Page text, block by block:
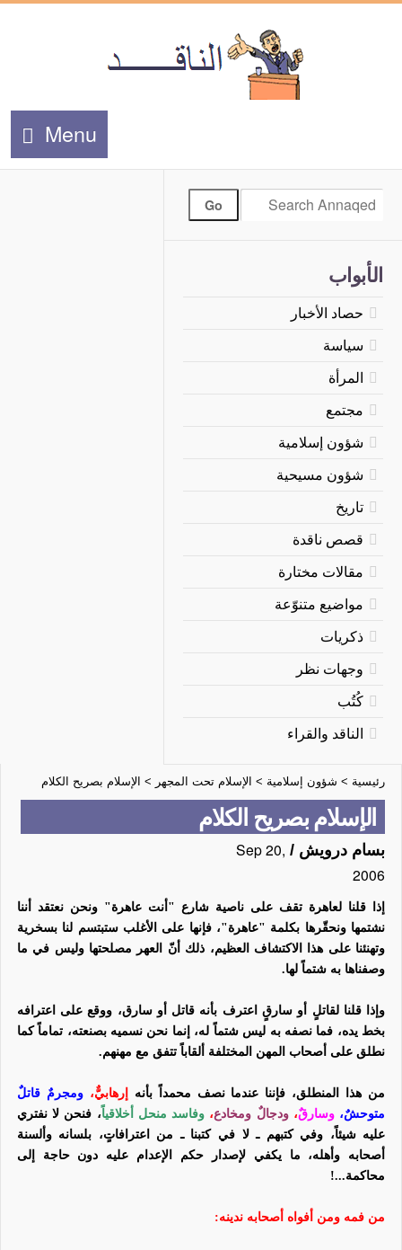
Menu
الأبواب
حصاد الأخبار
سياسة
المرأة
مجتمع
شؤون إسلامية
شؤون مسيحية
تاريخ
قصص ناقدة
مقالات مختارة
مواضيع متنوّعة
ذكريات
وجهات نظر
كُتُب
الناقد والقراء
رئيسية > شؤون إسلامية > الإسلام تحت المجهر > الإسلام بصريح الكلام
الإسلام بصريح الكلام
بسام درويش /
Sep 20,
2006
إذا قلنا لعاهرة تقف على ناصية شارع "أنت عاهرة" ونحن نعتقد أننا
نشتمها ونحقّرها بكلمة "عاهرة"، فإنها على الأغلب ستبتسم لنا بسخرية
وتهنئنا على هذا الاكتشاف العظيم، ذلك أنّ العهر مصلحتها وليس في ما
وصفناها به شتماً لها.
وإذا قلنا لقاتلٍ أو سارقٍ اعترف بأنه قاتل أو سارق، ووقع على اعترافه
بخط يده، فما نصفه به ليس شتماً له، إنما نحن نسميه بصنعته، تماماً كما
نطلق على أصحاب المهن المختلفة ألقاباً تتفق مع مهنهم.
من هذا المنطلق، فإننا عندما نصف محمداً بأنه إرهابيٌّ،ومجرمٌ قاتلٌ
متوحشٌ،وسارقٌ،ودجالٌ ومخادع، وفاسد منحل أخلاقياً، فنحن لا نفتري
عليه شيئاً، وفي كتبهم ـ لا في كتبنا ـ من اعترافاتٍ، بلسانه وألسنة
أصحابه وأهله، ما يكفي لإصدار حكم الإعدام عليه دون حاجة إلى
محاكمة...!
من فمه ومن أفواه أصحابه ندينه: